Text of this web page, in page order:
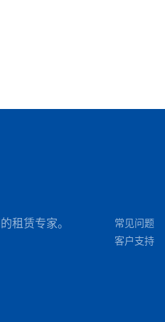
租赁专家。
常见问题
客户支持